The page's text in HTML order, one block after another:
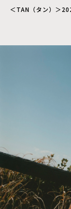
＜TAN（タン）＞